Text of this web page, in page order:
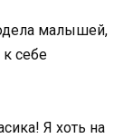
малышей,
себе
Я хоть на